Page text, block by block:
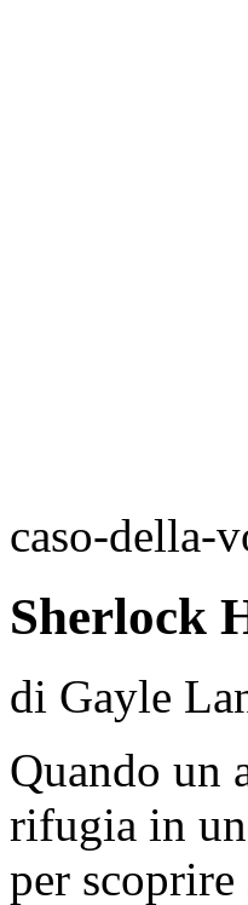
caso-della-
Sherlock
di Gayle
Quando un
rifugia in
per scoprire